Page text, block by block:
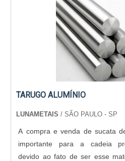
TARUGO ALUMÍNIO
LUNAMETAIS / SÃO PAULO - SP
A compra e venda de sucata
importante para a cadeia
devido ao fato de ser esse